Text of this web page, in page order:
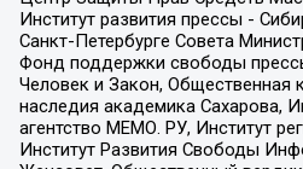
Институт развития прессы -
Санкт-Петербурге Совета
Фонд поддержки свободы
Человек и Закон, Общественная
наследия академика Сахарова,
агентство МЕМО. РУ, Институт
Институт Развития Свободы